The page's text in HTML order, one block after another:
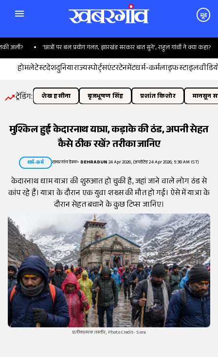
मूड
'छात्रों पर बल प्रयोग गलत, झारखंड सरकार बात सुने', राहुल गांधी ने क्या कहा?
होमलेटेस्टदेशदुनियाराज्यस्पोर्ट्सएंटरटेनमेंटधर्म-कर्मलाइफस्टाइल
ट्रेंडिंग: शेख हसीना बृजभूषण सिंह प्रशांत किशोर मानसून
मुश्किल हुई केदारनाथ यात्रा, कड़ाके की ठंड, अपनी सेहत
कैसे ठीक रखें? तरीका जानिए
धर्म-कर्म खबरगांव डेस्क• DEHRADUN24 Apr 2026, (अपडेटेड 24 Apr 2026, 5:38 AM IST)
केदारनाथ धाम यात्रा की शुरुआत हो चुकी है, जहां जाने वाले लोग ठंड से
कांप रहे हैं। यात्रा के दौरान एक युवा शख्स की मौत हो गई। ऐसे में यात्रा के
दौरान सेहत बचाने के कुछ टिप्स जानिए।
प्रतीकात्मक तस्वीर, Photo Credit- Sora